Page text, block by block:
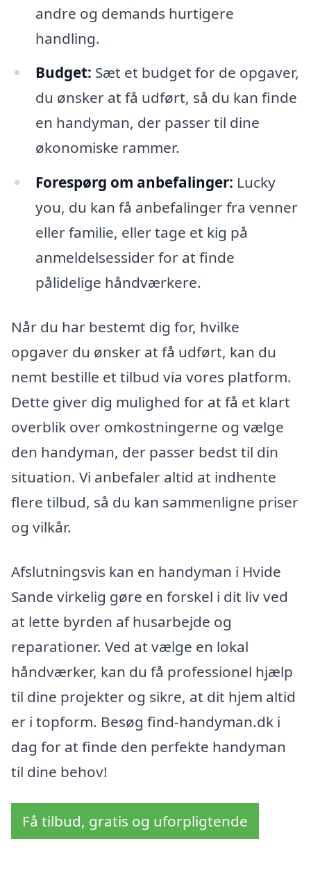
andre og demands hurtigere
handling.
Budget: Sæt et budget for de opgaver,
du ønsker at få udført, så du kan finde
en handyman, der passer til dine
økonomiske rammer.
Forespørg om anbefalinger: Lucky
you, du kan få anbefalinger fra venner
eller familie, eller tage et kig på
anmeldelsessider for at finde
pålidelige håndværkere.
Når du har bestemt dig for, hvilke
opgaver du ønsker at få udført, kan du
nemt bestille et tilbud via vores platform.
Dette giver dig mulighed for at få et klart
overblik over omkostningerne og vælge
den handyman, der passer bedst til din
situation. Vi anbefaler altid at indhente
flere tilbud, så du kan sammenligne priser
og vilkår.
Afslutningsvis kan en handyman i Hvide
Sande virkelig gøre en forskel i dit liv ved
at lette byrden af husarbejde og
reparationer. Ved at vælge en lokal
håndværker, kan du få professionel hjælp
til dine projekter og sikre, at dit hjem altid
er i topform. Besøg find-handyman.dk i
dag for at finde den perfekte handyman
til dine behov!
Få tilbud, gratis og uforpligtende